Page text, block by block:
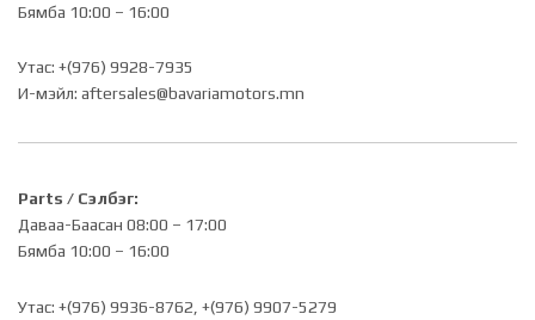
Бямба 10:00 – 16:00
Утас: +(976) 9928-7935
И-мэйл:aftersales@bavariamotors.mn
Parts / Сэлбэг:
Даваа-Баасан 08:00 – 17:00
Бямба 10:00 – 16:00
Утас: +(976) 9936-8762, +(976) 9907-5279